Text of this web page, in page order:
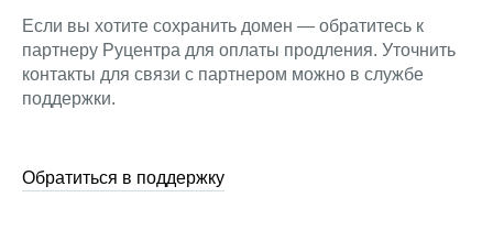
Если вы хотите сохранить домен — обратитесь к
партнеру Руцентра для оплаты продления. Уточнить
контакты для связи с партнером можно в службе
поддержки.
Обратиться в поддержку